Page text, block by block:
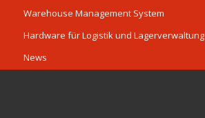
Warehouse Management System
Hardware für Logistik und Lagerverwaltung
News